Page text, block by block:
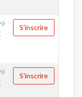
S'inscrire
S'inscrire